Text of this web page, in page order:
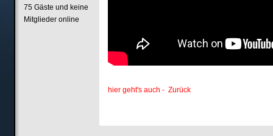
hier geht's auch - Zurück
75 Gäste und keine
Mitglieder online